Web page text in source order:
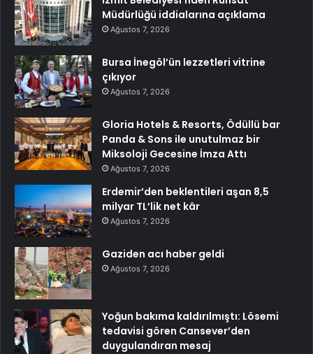
Müdürlüğü iddialarına açıklama
Ağustos 7, 2026
Bursa İnegöl’ün lezzetleri vitrine
çıkıyor
Ağustos 7, 2026
Gloria Hotels & Resorts, Ödüllü bar
Panda & Sons ile unutulmaz bir
Miksoloji Gecesine İmza Attı
Ağustos 7, 2026
Erdemir’den beklentileri aşan 8,5
milyar TL’lik net kâr
Ağustos 7, 2026
Gaziden acı haber geldi
Ağustos 7, 2026
Yoğun bakıma kaldırılmıştı: Lösemi
tedavisi gören Cansever’den
duygulandıran mesaj